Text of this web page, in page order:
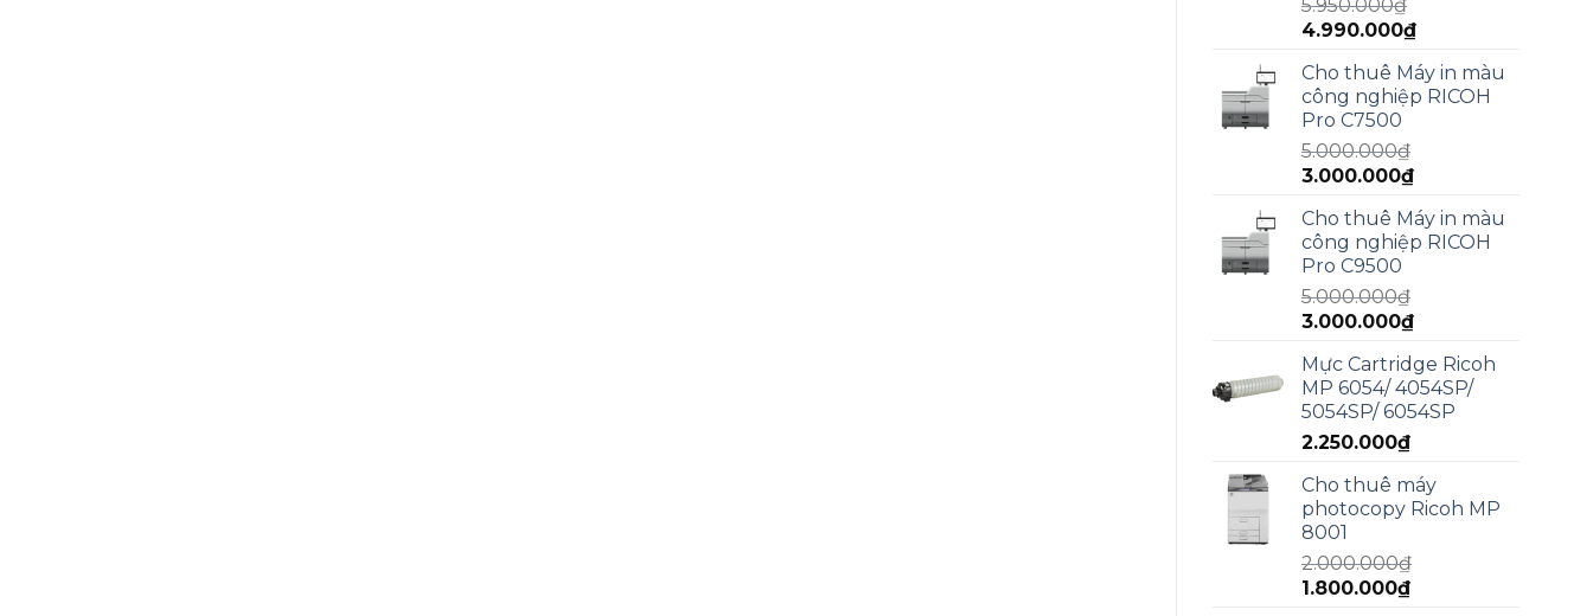
5.950.000₫
Giá
là:
5.950.000₫.
4.990.000₫Giá
tại
là:
Cho thuê Máy in màu
công nghiệp RICOH
Pro C7500
5.000.000₫
Giá
là:
5.000.000₫.
3.000.000₫Giá
tại
là:
Cho thuê Máy in màu
công nghiệp RICOH
Pro C9500
5.000.000₫
Giá
là:
5.000.000₫.
3.000.000₫Giá
tại
là:
3.000.000₫.
Mực Cartridge Ricoh
MP 6054/ 4054SP/
5054SP/ 6054SP
2.250.000₫
Cho thuê máy
photocopy Ricoh MP
8001
2.000.000₫
Giá
1.800.000₫Giá